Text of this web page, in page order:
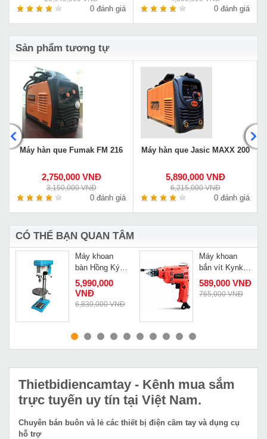
0 đánh giá 0 đánh giá
Sản phẩm tương tự
Máy hàn que Fumak FM 216
2,750,000 VNĐ
3,150,000 VNĐ
0 đánh giá
Máy hàn que Jasic MAXX 200
5,890,000 VNĐ
6,215,000 VNĐ
0 đánh giá
CÓ THỂ BẠN QUAN TÂM
MUA NGAY
Máy khoan
bàn Hồng Ký
HK KT14
5,990,000
VNĐ
6,830,000 VNĐ
MUA NGAY
Máy khoan
bắn vít Kynko
J1Z-KD55-6
589,000 VNĐ
765,000 VNĐ
Thietbidiencamtay - Kênh mua sắm
trực tuyến uy tín tại Việt Nam.
Chuyên bán buôn và lẻ các thiết bị điện cầm tay và dụng cụ
hỗ trợ